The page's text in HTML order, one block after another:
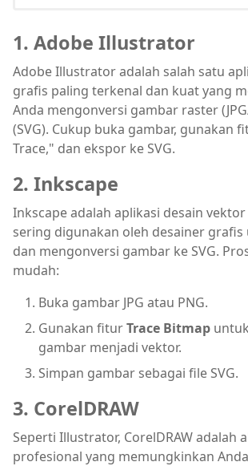
1. Adobe Illustrator
Adobe Illustrator adalah salah satu
grafis paling terkenal dan kuat yang
Anda mengonversi gambar raster
(SVG). Cukup buka gambar, gunakan
Trace," dan ekspor ke SVG.
2. Inkscape
Inkscape adalah aplikasi desain
sering digunakan oleh desainer
dan mengonversi gambar ke SVG.
mudah:
Buka gambar JPG atau PNG.
Gunakan fiturTrace Bitmap
gambar menjadi vektor.
Simpan gambar sebagai file SVG.
3. CorelDRAW
Seperti Illustrator, CorelDRAW adalah
profesional yang memungkinkan